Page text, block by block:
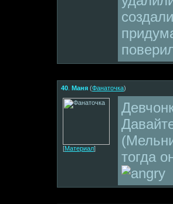
40 Маня (Фанаточка)
[Материал]
тогда